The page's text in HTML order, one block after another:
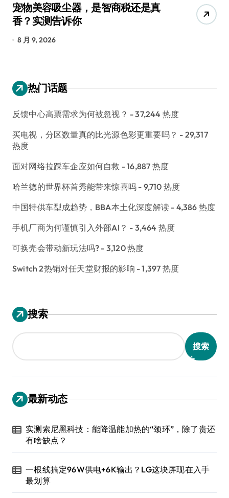
宠物美容吸尘器，是智商税还是真
香？实测告诉你
8 月 9, 2026
热门话题
反馈中心高票需求为何被忽视？ - 37,244 热度
买电视，分区数量真的比光源色彩更重要吗？ - 29,317
热度
面对网络拉踩车企应如何自救 - 16,887 热度
哈兰德的世界杯首秀能带来惊喜吗 - 9,710 热度
中国特供车型成趋势，BBA本土化深度解读 - 4,386 热度
手机厂商为何谨慎引入外部AI？ - 3,464 热度
可换壳会带动新玩法吗? - 3,120 热度
Switch 2热销对任天堂财报的影响 - 1,397 热度
搜索
搜索
最新动态
实测索尼黑科技：能降温能加热的“颈环”，除了贵还
有啥缺点？
一根线搞定96W供电+6K输出？LG这块屏现在入手
最划算